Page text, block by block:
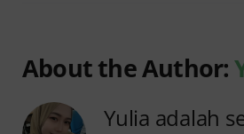
About the Author:
Yulia adalah